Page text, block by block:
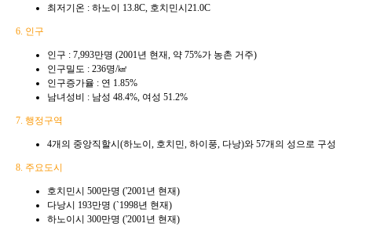
최저기온 : 하노이 13.8C, 호치민시21.0C
6. 인구
인구 : 7,993만명 (2001년 현재, 약 75%가 농촌 거주)
인구밀도 : 236명/㎢
인구증가율 : 연 1.85%
남녀성비 : 남성 48.4%, 여성 51.2%
7. 행정구역
4개의 중앙직할시(하노이, 호치민, 하이풍, 다낭)와 57개의 성으로 구성
8. 주요도시
호치민시 500만명 ('2001년 현재)
다낭시 193만명 (`1998년 현재)
하노이시 300만명 ('2001년 현재)